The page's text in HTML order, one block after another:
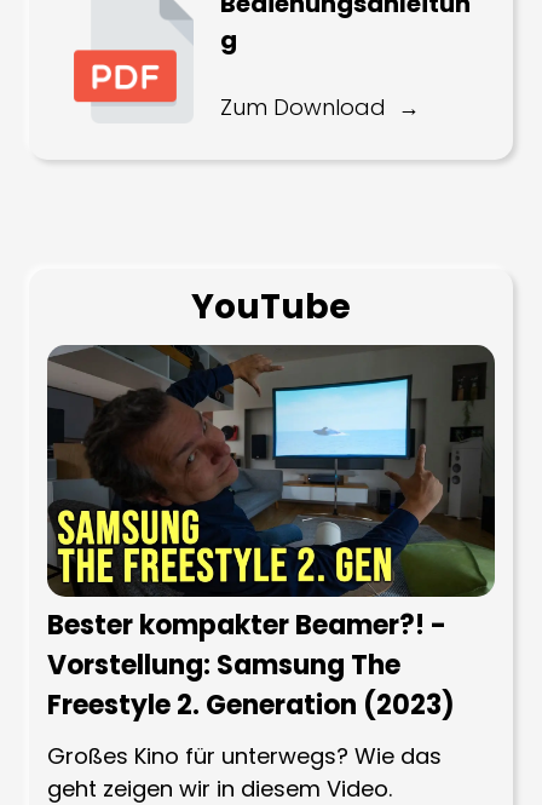
g
Zum Download
YouTube
Bester kompakter Beamer?! -
Vorstellung: Samsung The
Freestyle 2. Generation (2023)
Großes Kino für unterwegs? Wie das
geht zeigen wir in diesem Video.